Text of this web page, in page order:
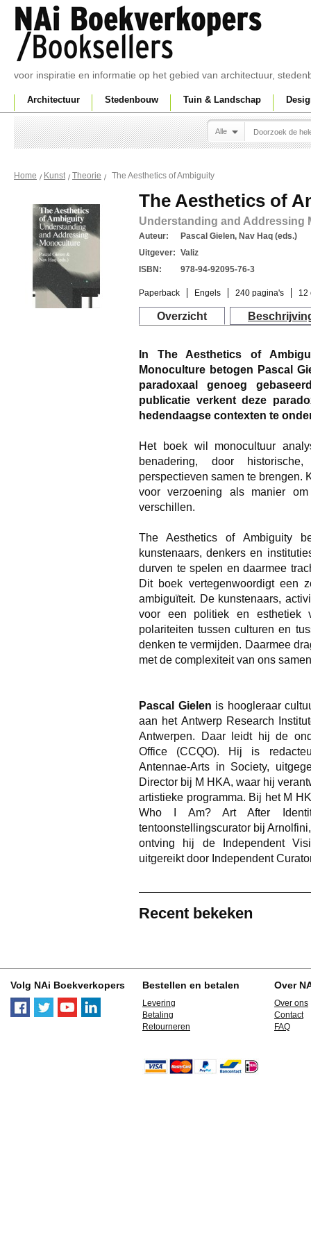
voor inspiratie en informatie op het gebied van architectuur,
Architectuur Stedenbouw Tuin & Landschap
Alle
Home Kunst Theorie The Aesthetics of Ambiguity
The Aesthetics of
Understanding and Addressing
Auteur:
Pascal Gielen, Nav Haq (eds.)
Uitgever: Valiz
ISBN:
978-94-92095-76-3
Paperback Engels 240 pagina's 12
Overzicht
In The Aesthetics of
Monoculture betogen Pascal
paradoxaal genoeg
publicatie verkent deze
hedendaagse contexten te
Het boek wil monocultuur
benadering, door
perspectieven samen te brengen.
voor verzoening als manier
verschillen.
The Aesthetics of Ambiguity
kunstenaars, denkers en
durven te spelen en daarmee
Dit boek vertegenwoordigt een
ambiguïteit. De kunstenaars,
voor een politiek en esthetiek
polariteiten tussen culturen en
denken te vermijden. Daarmee
met de complexiteit van ons
Pascal Gielen is hoogleraar
aan het Antwerp Research
Antwerpen. Daar leidt hij de
Office (CCQO). Hij is
Antennae-Arts in Society,
Director bij M HKA, waar hij
artistieke programma. Bij het M
Who I Am? Art After
tentoonstellingscurator bij
ontving hij de Independent
uitgereikt door Independent
Recent bekeken
Volg NAi Boekverkopers Bestellen en betalen
Levering
Betaling
Retourneren
Over
Over ons
Contact
FAQ